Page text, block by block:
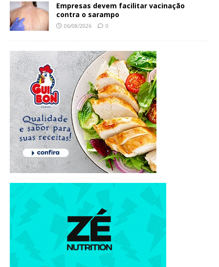
Empresas devem facilitar vacinação
contra o sarampo
06/08/2026 0